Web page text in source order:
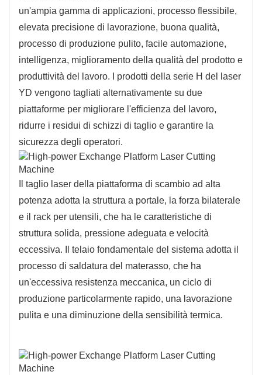
un'ampia gamma di applicazioni, processo flessibile,
elevata precisione di lavorazione, buona qualità,
processo di produzione pulito, facile automazione,
intelligenza, miglioramento della qualità del prodotto e
produttività del lavoro. I prodotti della serie H del laser
YD vengono tagliati alternativamente su due
piattaforme per migliorare l'efficienza del lavoro,
ridurre i residui di schizzi di taglio e garantire la
sicurezza degli operatori.
Il taglio laser della piattaforma di scambio ad alta
potenza adotta la struttura a portale, la forza bilaterale
e il rack per utensili, che ha le caratteristiche di
struttura solida, pressione adeguata e velocità
eccessiva. Il telaio fondamentale del sistema adotta il
processo di saldatura del materasso, che ha
un'eccessiva resistenza meccanica, un ciclo di
produzione particolarmente rapido, una lavorazione
pulita e una diminuzione della sensibilità termica.